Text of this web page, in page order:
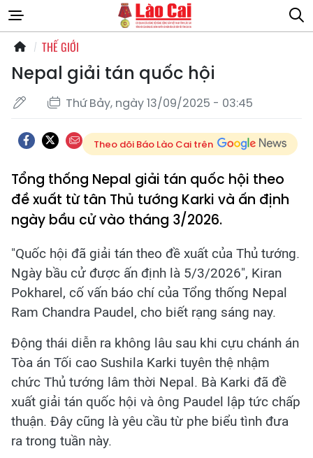
THẾ GIỚI
Nepal giải tán quốc hội
Thứ Bảy, ngày 13/09/2025 - 03:45
Theo dõi Báo Lào Cai trên
Tổng thống Nepal giải tán quốc hội theo
đề xuất từ tân Thủ tướng Karki và ấn định
ngày bầu cử vào tháng 3/2026.
"Quốc hội đã giải tán theo đề xuất của Thủ tướng.
Ngày bầu cử được ấn định là 5/3/2026", Kiran
Pokharel, cố vấn báo chí của Tổng thống Nepal
Ram Chandra Paudel, cho biết rạng sáng nay.
Động thái diễn ra không lâu sau khi cựu chánh án
Tòa án Tối cao Sushila Karki tuyên thệ nhậm
chức Thủ tướng lâm thời Nepal. Bà Karki đã đề
xuất giải tán quốc hội và ông Paudel lập tức chấp
thuận. Đây cũng là yêu cầu từ phe biểu tình đưa
ra trong tuần này.